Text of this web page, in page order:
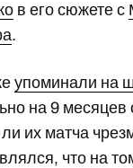
в его сюжете с
.
упоминали на
на 9 месяцев
их матча
что на